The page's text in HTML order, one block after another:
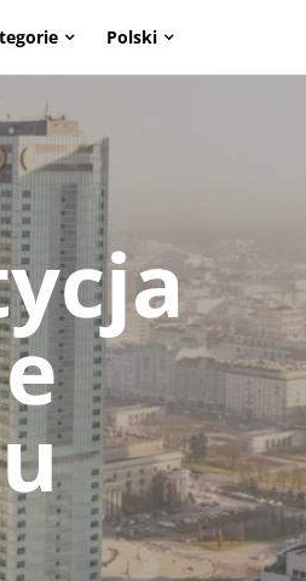
Polski
by touch or with swipe